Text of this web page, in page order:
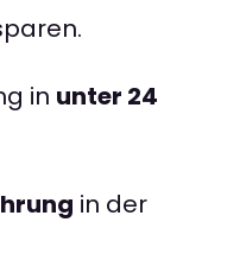
in unter 24
in der